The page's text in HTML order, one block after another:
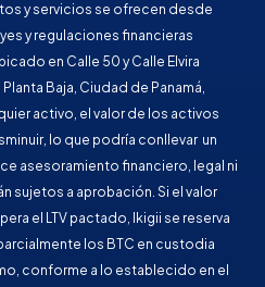
y servicios se ofrecen desde
y regulaciones financieras
en Calle 50 y Calle Elvira
Baja, Ciudad de Panamá,
activo, el valor de los activos
lo que podría conllevar un
asesoramiento financiero, legal ni
sujetos a aprobación. Si el valor
el LTV pactado, Ikigii se reserva
los BTC en custodia
conforme a lo establecido en el